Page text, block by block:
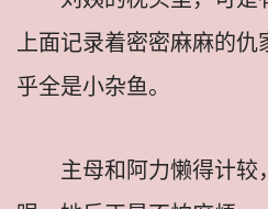
上面记录着密密麻麻的
乎全是小杂鱼。
主母和阿力懒得计较